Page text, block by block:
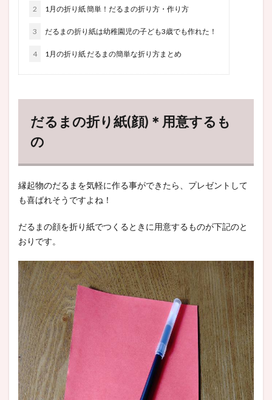
2 1月の折り紙 簡単！だるまの折り方・作り方
3 だるまの折り紙は幼稚園児の子ども3歳でも作れた！
4 1月の折り紙 だるまの簡単な折り方まとめ
だるまの折り紙(顔)＊用意するも
の
縁起物のだるまを気軽に作る事ができたら、プレゼントして
も喜ばれそうですよね！
だるまの顔を折り紙でつくるときに用意するものが下記のと
おりです。